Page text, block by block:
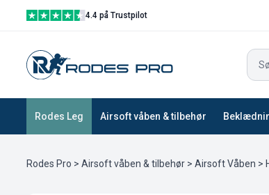
4.4 på Trustpilot
Rodes Leg Airsoft våben & tilbehør
Rodes Pro > Airsoft våben & tilbehør > Airsoft Våben >